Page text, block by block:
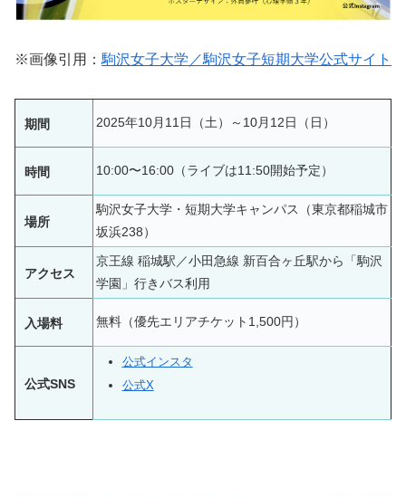
※画像引用： 駒沢女子大学／駒沢女子短期大学公式サイト
期間 2025年10月11日（土）～10月12日（日）
時間 10:00〜16:00（ライブは11:50開始予定）
場所
駒沢女子大学・短期大学キャンパス（東京都稲城市
坂浜238）
アクセス
京王線 稲城駅／小田急線 新百合ヶ丘駅から「駒沢
学園」行きバス利用
入場料 無料（優先エリアチケット1,500円）
公式SNS
公式インスタ
公式X